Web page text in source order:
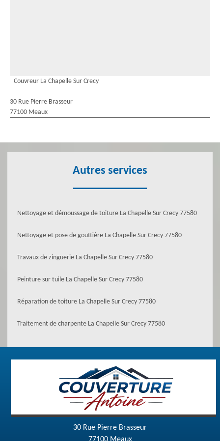
Couvreur La Chapelle Sur Crecy
30 Rue Pierre Brasseur
77100 Meaux
Autres services
Nettoyage et démoussage de toiture La Chapelle Sur Crecy 77580
Nettoyage et pose de gouttière La Chapelle Sur Crecy 77580
Travaux de zinguerie La Chapelle Sur Crecy 77580
Peinture sur tuile La Chapelle Sur Crecy 77580
Réparation de toiture La Chapelle Sur Crecy 77580
Traitement de charpente La Chapelle Sur Crecy 77580
30 Rue Pierre Brasseur